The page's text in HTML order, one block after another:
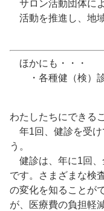
サロン活動団体に
活動を推進し、地
ほかにも・・・
・各種健（検）
わたしたちにできる
年1回、健診を受け
う。
健診は、年に1回、
です。さまざまな検
の変化を知ることが
が、医療費の負担軽